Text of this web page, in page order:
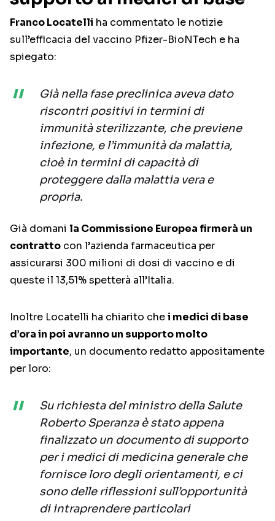
Franco Locatelli ha commentato le notizie
sull’efficacia del vaccino Pfizer-BioNTech e ha
spiegato:
Già nella fase preclinica aveva dato
riscontri positivi in termini di
immunità sterilizzante, che previene
infezione, e l’immunità da malattia,
cioè in termini di capacità di
proteggere dalla malattia vera e
propria.
Già domani la Commissione Europea firmerà un
contratto con l’azienda farmaceutica per
assicurarsi 300 milioni di dosi di vaccino e di
queste il 13,51% spetterà all’Italia.
Inoltre Locatelli ha chiarito chei medici di base
d’ora in poi avranno un supporto molto
importante, un documento redatto appositamente
per loro:
Su richiesta del ministro della Salute
Roberto Speranza è stato appena
finalizzato un documento di supporto
per i medici di medicina generale che
fornisce loro degli orientamenti, e ci
sono delle riflessioni sull’opportunità
di intraprendere particolari